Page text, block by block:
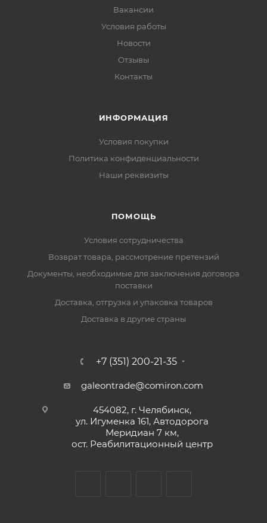
Вакансии
Условия работы
Новости
Отзывы
Контакты
ИНФОРМАЦИЯ
Условия покупки
Политика конфиденциальности
Наши реквизиты
ПОМОЩЬ
Условия сотрудничества
Возврат товара, рассмотрение претензий
Документы, необходимые для заключения договора
поставки
Доставка, отгрузка и упаковка товаров
Доставка в другие страны
+7 (351) 200-21-35
galeontrade@comiron.com
454082, г. Челябинск,
ул. Игуменка 161, Автодорога
Меридиан 7 км,
ост. Реабилитационный центр